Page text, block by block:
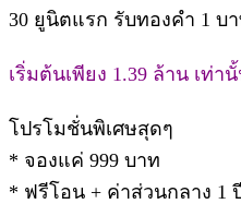
30 ยูนิตแรก รับทองคำ 1 บ
เริ่มต้นเพียง 1.39 ล้าน เท่า
โปรโมชั่นพิเศษสุดๆ
* จองแค่ 999 บาท
* ฟรีโอน + ค่าส่วนกลาง 1